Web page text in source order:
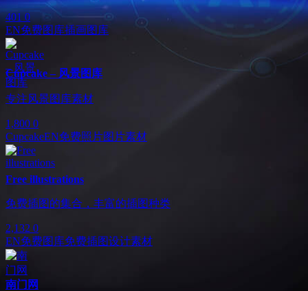
401 0
EN免费图库插画图库
Cupcake – 风景图库
专注风景图库素材
1,800 0
CupcakeEN免费照片图片素材
Free illustrations
免费插图的集合，丰富的插图种类
2,132 0
EN免费图库免费插图设计素材
南门网